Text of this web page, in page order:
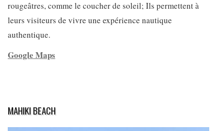
rougeâtres, comme le coucher de soleil; Ils permettent à
leurs visiteurs de vivre une expérience nautique
authentique.
Google Maps
MAHIKI BEACH